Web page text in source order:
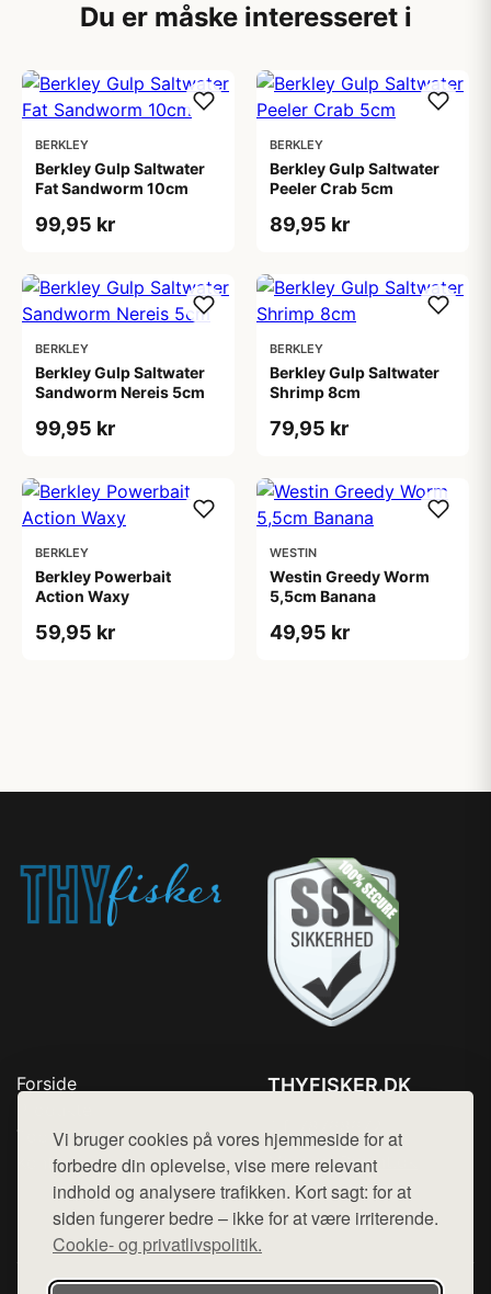
Vi bruger cookies på vores hjemmeside for at
forbedre din oplevelse, vise mere relevant
indhold og analysere trafikken. Kort sagt: for at
siden fungerer bedre – ikke for at være irriterende.
Cookie- og privatlivspolitik.
Du er måske interesseret i
BERKLEY
Berkley Gulp Saltwater
Fat Sandworm 10cm
99,95 kr
BERKLEY
Berkley Gulp Saltwater
Peeler Crab 5cm
89,95 kr
BERKLEY
Berkley Gulp Saltwater
Sandworm Nereis 5cm
99,95 kr
BERKLEY
Berkley Gulp Saltwater
Shrimp 8cm
79,95 kr
BERKLEY
Berkley Powerbait
Action Waxy
59,95 kr
WESTIN
Westin Greedy Worm
5,5cm Banana
49,95 kr
Forside
Top Rabatter
Kontakt
THYFISKER.DK
Mail: hej@want.dk
Cookie- og privatlivspolitik